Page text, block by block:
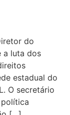
do
a luta dos
estadual do
O secretário